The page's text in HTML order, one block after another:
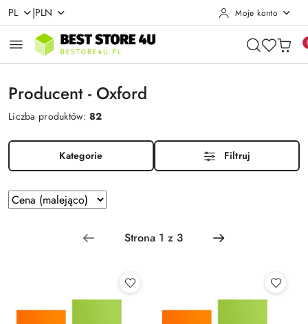
Przejdź do treści głównej
Przejdź do wyszukiwarki
Przejdź do moje konto
Przejdź do menu głównego
Przejdź do stopki
PL |PLN Moje konto
Producent - Oxford
Liczba produktów:82
Kategorie Filtruj
Zastosowano
sortowanie:
Sortuj
według